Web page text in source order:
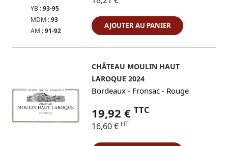
YB :93-95
MDM :93
AM :91-92
AJOUTER AU PANIER
CHÂTEAU MOULIN HAUT
LAROQUE 2024
Bordeaux - Fronsac - Rouge
19,92 € TTC
16,60 € HT